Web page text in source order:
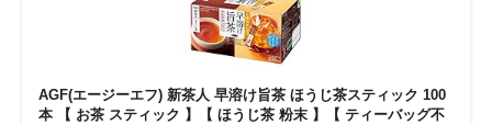
好きが集まる 比べて選べる
ビジネスと働き方のヒント
AI活用のいまが分かる
AGF(エージーエフ) 新茶人 早溶け旨茶 ほうじ茶スティック 100
本 【 お茶 スティック 】【 ほうじ茶 粉末 】【 ティーバッグ不